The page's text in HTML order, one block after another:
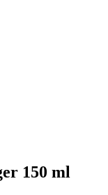
150 ml